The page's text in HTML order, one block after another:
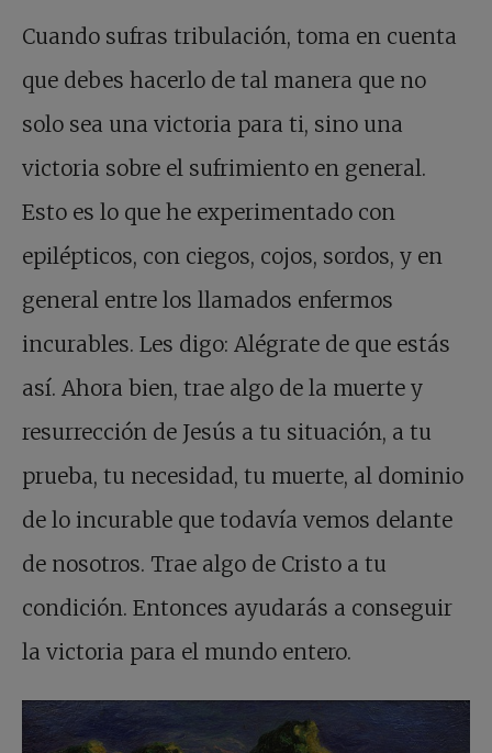
Cuando sufras tribulación, toma en cuenta
que debes hacerlo de tal manera que no
solo sea una victoria para ti, sino una
victoria sobre el sufrimiento en general.
Esto es lo que he experimentado con
epilépticos, con ciegos, cojos, sordos, y en
general entre los llamados enfermos
incurables. Les digo: Alégrate de que estás
así. Ahora bien, trae algo de la muerte y
resurrección de Jesús a tu situación, a tu
prueba, tu necesidad, tu muerte, al dominio
de lo incurable que todavía vemos delante
de nosotros. Trae algo de Cristo a tu
condición. Entonces ayudarás a conseguir
la victoria para el mundo entero.